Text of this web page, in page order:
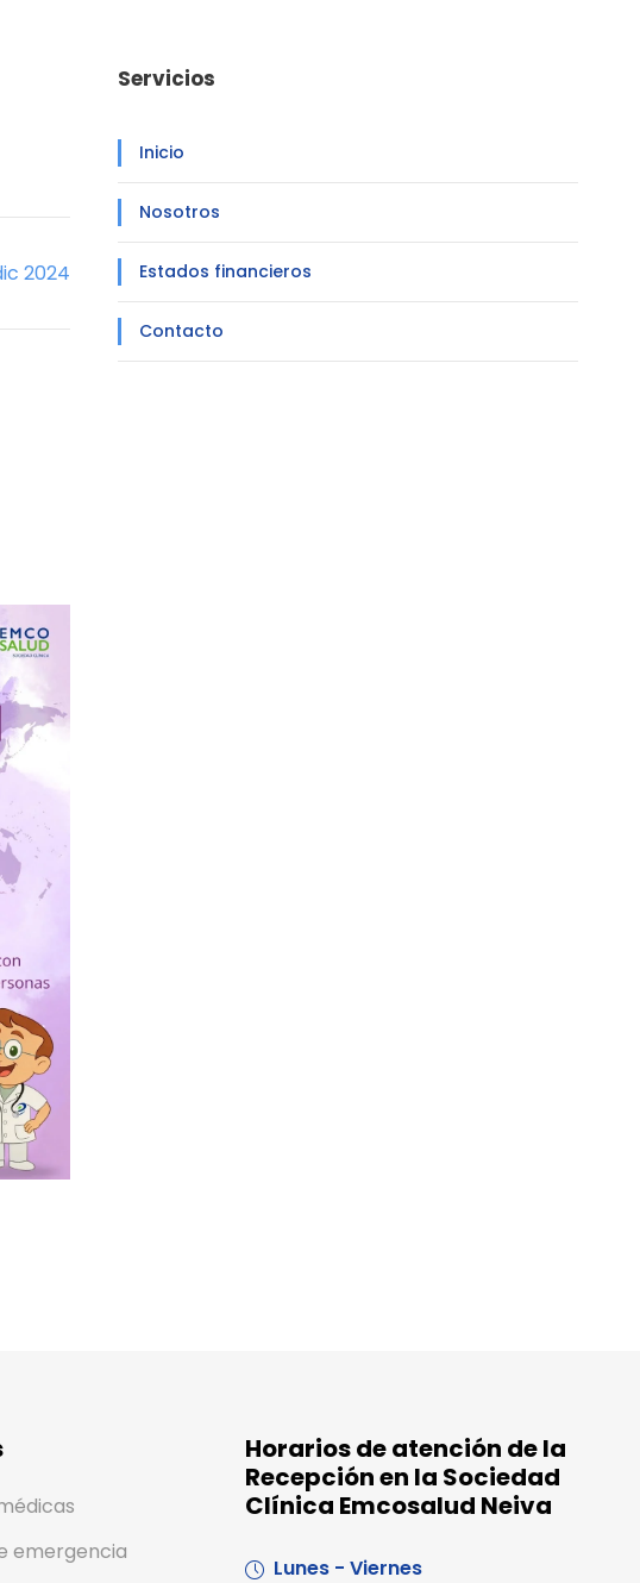
2024
Servicios
Inicio
Nosotros
Estados financieros
Contacto
emergencia
Horarios de atención de la
Recepción en la Sociedad
Clínica Emcosalud Neiva
Lunes - Viernes